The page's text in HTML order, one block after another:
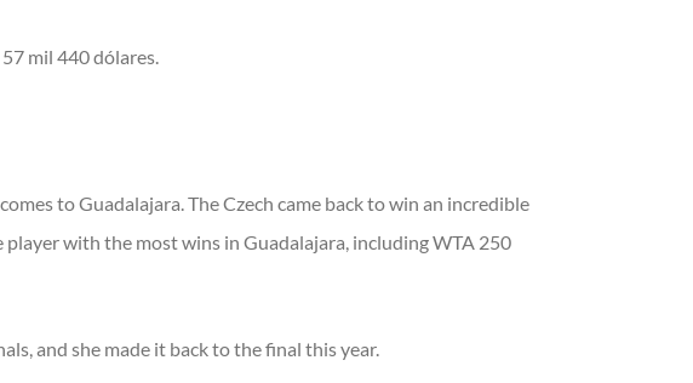
mil 440 dólares.
to Guadalajara. The Czech came back to win an incredible
with the most wins in Guadalajara, including WTA 250
and she made it back to the final this year.